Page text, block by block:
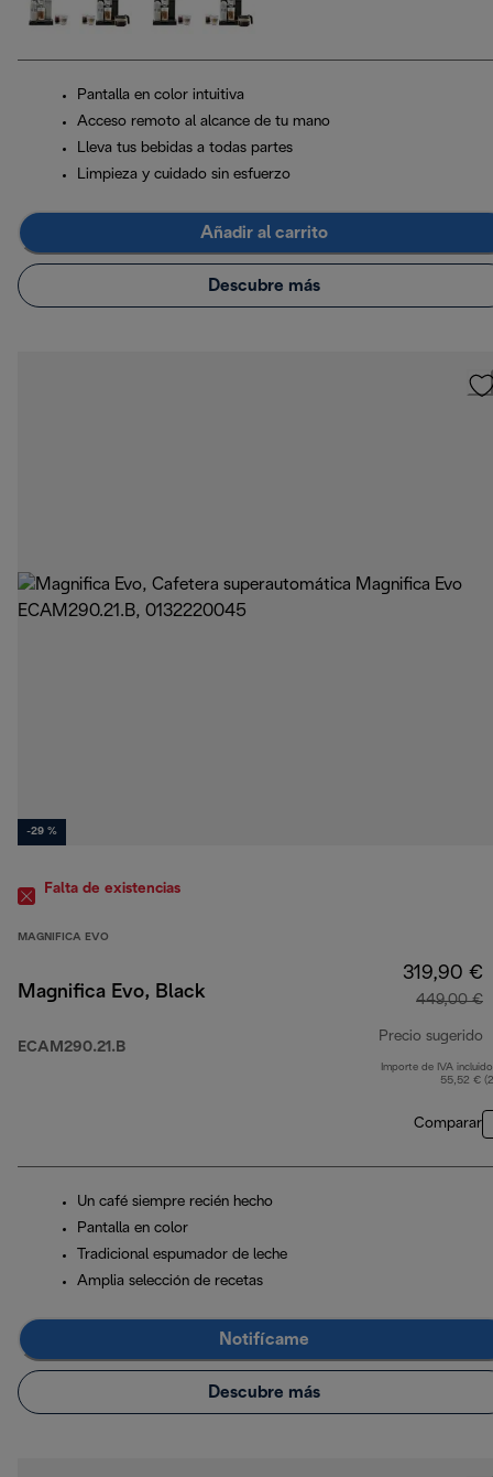
Pantalla en color intuitiva
Acceso remoto al alcance de tu mano
Lleva tus bebidas a todas partes
Limpieza y cuidado sin esfuerzo
Añadir al carrito
Descubre más
-29 %
Falta de existencias
MAGNIFICA EVO
Magnifica Evo, Black
ECAM290.21.B
319,90 €
449,00 €
Precio sugerido
Importe de IVA
55,52 €
Comparar
Un café siempre recién hecho
Pantalla en color
Tradicional espumador de leche
Amplia selección de recetas
Notifícame
Descubre más